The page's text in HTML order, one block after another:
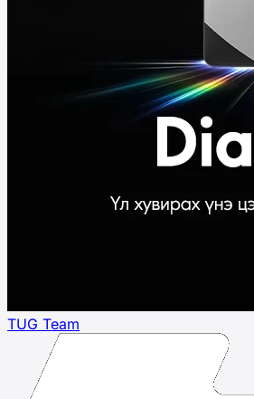
TUG Team